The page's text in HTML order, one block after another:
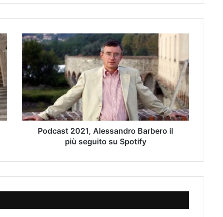
P
o
d
c
a
s
2
0
A
s
a
Podcast 2021, Alessandro Barbero il
più seguito su Spotify